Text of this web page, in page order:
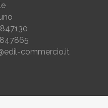
commercio.it